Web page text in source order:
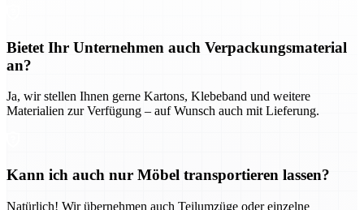
Bietet Ihr Unternehmen auch Verpackungsmaterial
an?
Ja, wir stellen Ihnen gerne Kartons, Klebeband und weitere
Materialien zur Verfügung – auf Wunsch auch mit Lieferung.
Kann ich auch nur Möbel transportieren lassen?
Natürlich! Wir übernehmen auch Teilumzüge oder einzelne